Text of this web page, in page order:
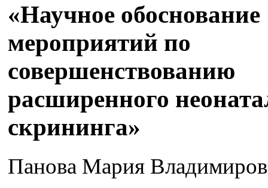
«Научное обоснование
мероприятий по
совершенствованию
расширенного
скрининга»
Панова Мария